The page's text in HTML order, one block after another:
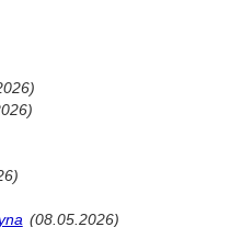
(08.05.2026)